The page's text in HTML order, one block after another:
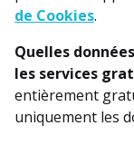
de Cookies.
Quelles
les services
entièrement
uniquement les